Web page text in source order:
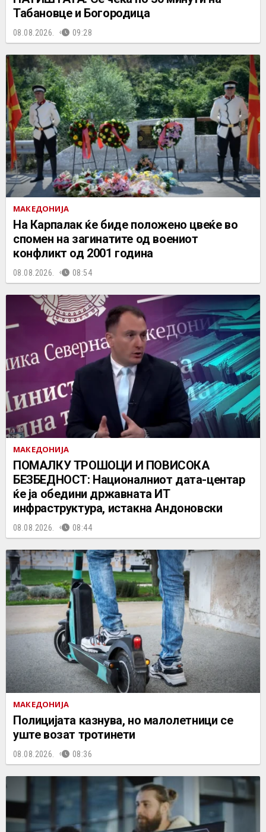
Табановце и Богородица
08.08.2026. 09:28
МАКЕДОНИЈА
На Карпалак ќе биде положено цвеќе во
спомен на загинатите од воениот
конфликт од 2001 година
08.08.2026. 08:54
МАКЕДОНИЈА
ПОМАЛКУ ТРОШОЦИ И ПОВИСОКА
БЕЗБЕДНОСТ: Националниот дата-центар
ќе ја обедини државната ИТ
инфраструктура, истакна Андоновски
08.08.2026. 08:44
МАКЕДОНИЈА
Полицијата казнува, но малолетници се
уште возат тротинети
08.08.2026. 08:36